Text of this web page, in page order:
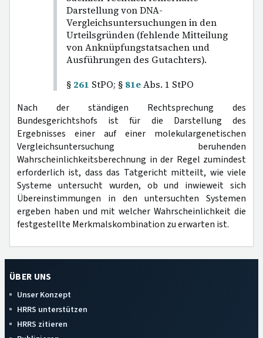
Darstellung von DNA-
Vergleichsuntersuchungen in den
Urteilsgründen (fehlende Mitteilung
von Anknüpfungstatsachen und
Ausführungen des Gutachters).
§ 261 StPO; § 81eAbs. 1 StPO
Nach der ständigen Rechtsprechung des
Bundesgerichtshofs ist für die Darstellung des
Ergebnisses einer auf einer molekulargenetischen
Vergleichsuntersuchung beruhenden
Wahrscheinlichkeitsberechnung in der Regel zumindest
erforderlich ist, dass das Tatgericht mitteilt, wie viele
Systeme untersucht wurden, ob und inwieweit sich
Übereinstimmungen in den untersuchten Systemen
ergeben haben und mit welcher Wahrscheinlichkeit die
festgestellte Merkmalskombination zu erwarten ist.
ÜBER UNS
Unser Konzept
HRRS unterstützen
HRRS zitieren